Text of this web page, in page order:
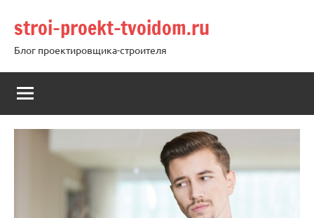
содержимому
stroi-proekt-tvoidom.ru
Блог проектировщика-строителя